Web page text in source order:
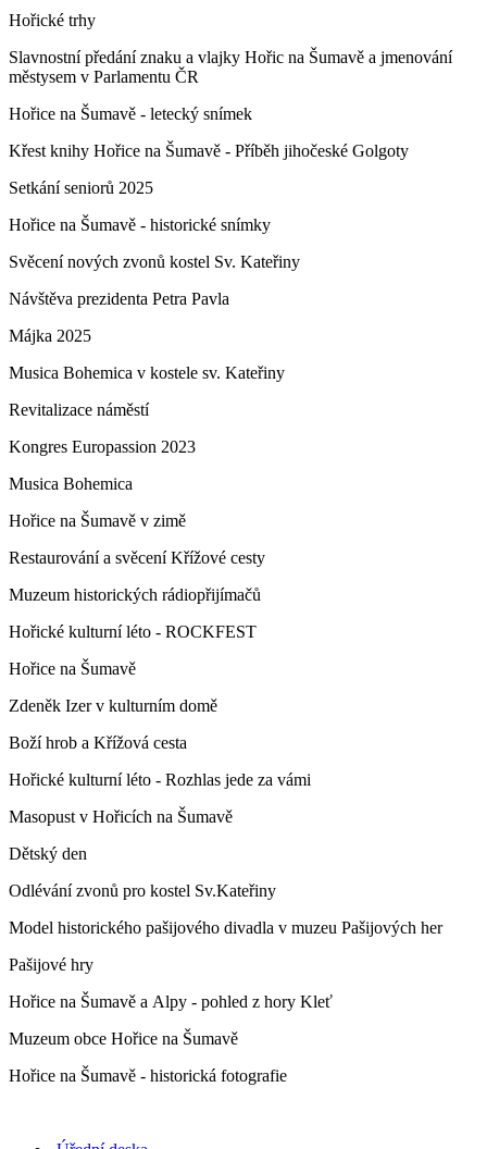
Hořické trhy
Slavnostní předání znaku a vlajky Hořic na Šumavě a jmenování
městysem v Parlamentu ČR
Hořice na Šumavě - letecký snímek
Křest knihy Hořice na Šumavě - Příběh jihočeské Golgoty
Setkání seniorů 2025
Hořice na Šumavě - historické snímky
Svěcení nových zvonů kostel Sv. Kateřiny
Návštěva prezidenta Petra Pavla
Májka 2025
Musica Bohemica v kostele sv. Kateřiny
Revitalizace náměstí
Kongres Europassion 2023
Musica Bohemica
Hořice na Šumavě v zimě
Restaurování a svěcení Křížové cesty
Muzeum historických rádiopřijímačů
Hořické kulturní léto - ROCKFEST
Hořice na Šumavě
Zdeněk Izer v kulturním domě
Boží hrob a Křížová cesta
Hořické kulturní léto - Rozhlas jede za vámi
Masopust v Hořicích na Šumavě
Dětský den
Odlévání zvonů pro kostel Sv.Kateřiny
Model historického pašijového divadla v muzeu Pašijových her
Pašijové hry
Hořice na Šumavě a Alpy - pohled z hory Kleť
Muzeum obce Hořice na Šumavě
Hořice na Šumavě - historická fotografie